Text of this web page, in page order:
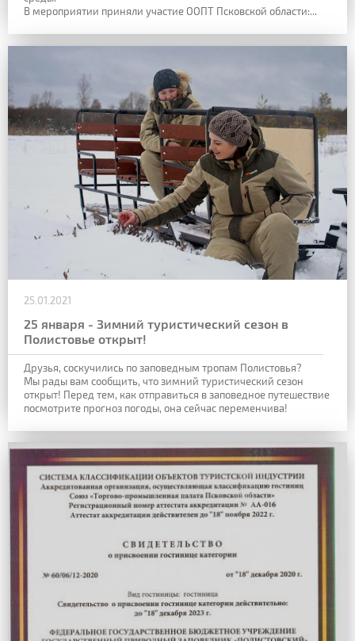
В мероприятии приняли участие ООПТ Псковской области:...
25.01.2021
25 января - Зимний туристический сезон в
Полистовье открыт!
Друзья, соскучились по заповедным тропам Полистовья?
Мы рады вам сообщить, что зимний туристический сезон
открыт! Перед тем, как отправиться в заповедное путешествие
посмотрите прогноз погоды, она сейчас переменчива!